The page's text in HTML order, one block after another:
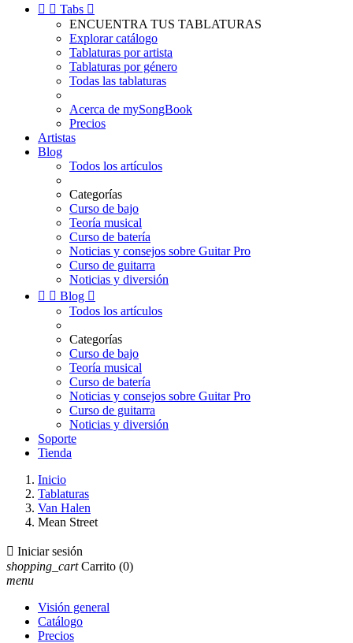
  Tabs 
ENCUENTRA TUS TABLATURAS
Explorar catálogo
Tablaturas por artista
Tablaturas por género
Todas las tablaturas
Acerca de mySongBook
Precios
Artistas
Blog
Todos los artículos
Categorías
Curso de bajo
Teoría musical
Curso de batería
Noticias y consejos sobre Guitar Pro
Curso de guitarra
Noticias y diversión
  Blog 
Todos los artículos
Categorías
Curso de bajo
Teoría musical
Curso de batería
Noticias y consejos sobre Guitar Pro
Curso de guitarra
Noticias y diversión
Soporte
Tienda
Inicio
Tablaturas
Van Halen
Mean Street
 Iniciar sesión
shopping_cart Carrito (0)
menu
Visión general
Catálogo
Precios